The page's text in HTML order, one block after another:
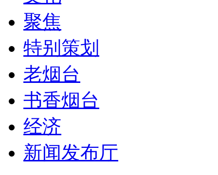
聚焦
特别策划
老烟台
书香烟台
经济
新闻发布厅